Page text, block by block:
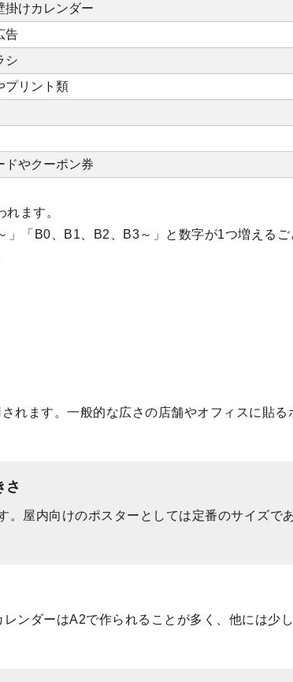
掛けカレンダー
告
シ
プリント類
ドやクーポン券
ます。
「B0、B1、B2、B3～」と数字が1つ増える
れます。一般的な広さの店舗やオフィスに貼る
さ
屋内向けのポスターとしては定番のサイズで
ンダーはA2で作られることが多く、他には少